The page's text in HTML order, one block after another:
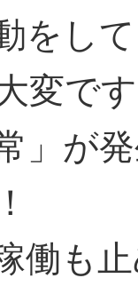
をし
変で
」が
働も